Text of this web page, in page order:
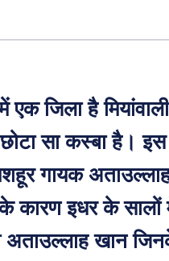
जिला है
सा कस्बा है। इस
गायक
कारण इधर के सालों
अताउल्लाह खान